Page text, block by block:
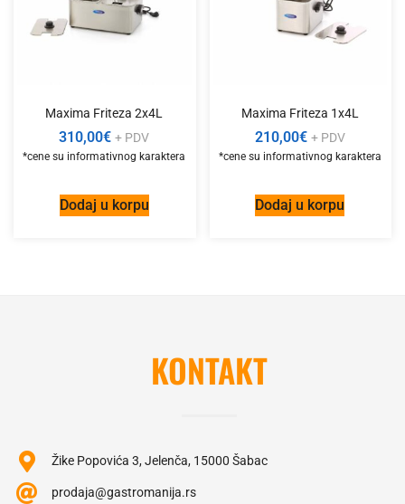
Maxima Friteza 2x4L
310,00€ + PDV
Dodaj u korpu
Maxima Friteza 1x4L
210,00€ + PDV
Dodaj u korpu
KONTAKT
Žike Popovića 3, Jelenča, 15000 Šabac
prodaja@gastromanija.rs